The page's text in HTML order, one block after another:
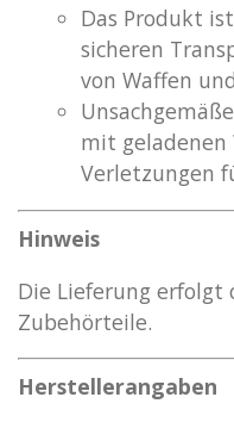
Das Produkt
sicheren
von Waffen
mit geladenen
Verletzungen
Hinweis
Die Lieferung erfolgt
Zubehörteile.
Herstellerangaben